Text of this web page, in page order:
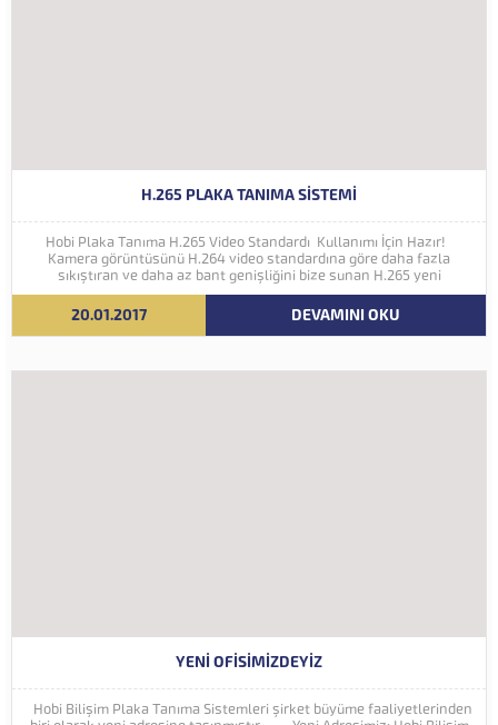
H.265 PLAKA TANIMA SISTEMI
Hobi Plaka Tanıma H.265 Video Standardı Kullanımı İçin Hazır!
Kamera görüntüsünü H.264 video standardına göre daha fazla
sıkıştıran ve daha az bant genişliğini bize sunan H.265 yeni
nesil kodlama teknolojisi Hobi Plaka Tanıma Sistemine eklenmiştir.
İleriki yıllarda 4K ve...
20.01.2017 DEVAMINI OKU
YENI OFISIMIZDEYIZ
Hobi Bilişim Plaka Tanıma Sistemleri şirket büyüme faaliyetlerinden